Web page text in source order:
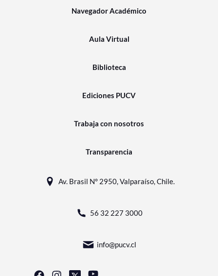
Navegador Académico
Aula Virtual
Biblioteca
Ediciones PUCV
Trabaja con nosotros
Transparencia
Av. Brasil N° 2950, Valparaíso, Chile.
56 32 227 3000
info@pucv.cl